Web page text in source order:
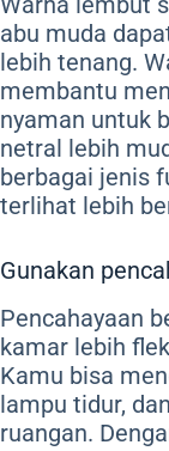
abu muda
lebih tenang.
membantu
nyaman untuk
netral lebih
berbagai jenis
terlihat lebih
Gunakan
Pencahayaan
kamar lebih
Kamu bisa
lampu tidur,
ruangan.